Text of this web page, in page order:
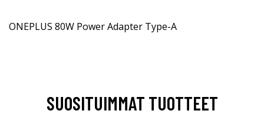
ONEPLUS 80W Power Adapter Type-A
SUOSITUIMMAT TUOTTEET